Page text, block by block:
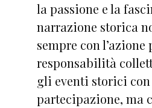
la passione e la
narrazione storica
sempre con l’azione
responsabilità
gli eventi storici con
partecipazione, ma